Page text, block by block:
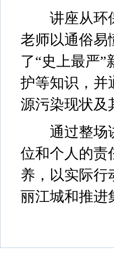
讲座从环保
老师以通俗易
了“史上最严
护等知识，并
源污染现状及
通过整场讲
位和个人的责
养，以实际行
丽江城和推进